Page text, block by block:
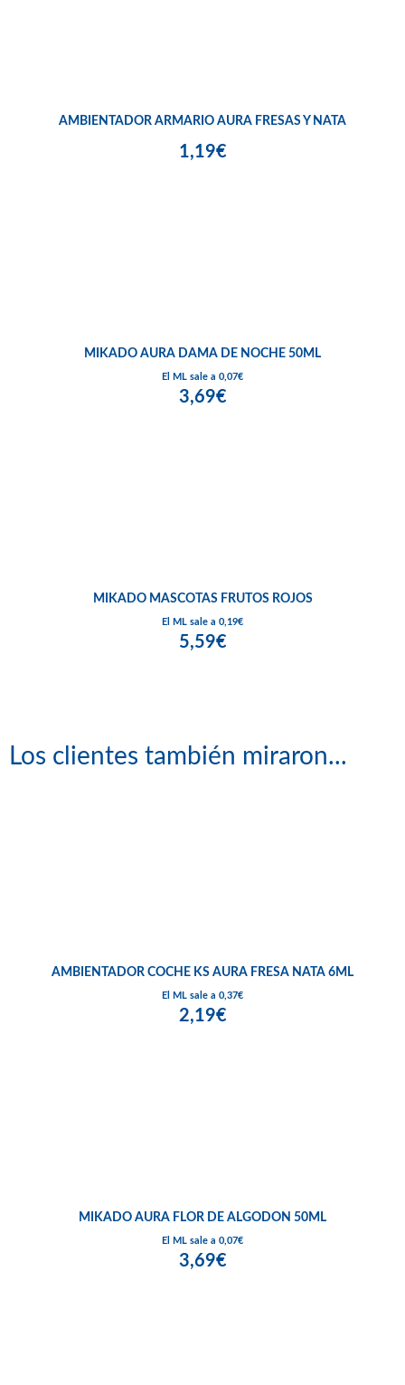
AMBIENTADOR ARMARIO AURA FRESAS Y NATA
1,19€
MIKADO AURA DAMA DE NOCHE 50ML
El ML sale a 0,07€
3,69€
MIKADO MASCOTAS FRUTOS ROJOS
El ML sale a 0,19€
5,59€
Los clientes también miraron...
AMBIENTADOR COCHE KS AURA FRESA NATA 6ML
El ML sale a 0,37€
2,19€
MIKADO AURA FLOR DE ALGODON 50ML
El ML sale a 0,07€
3,69€